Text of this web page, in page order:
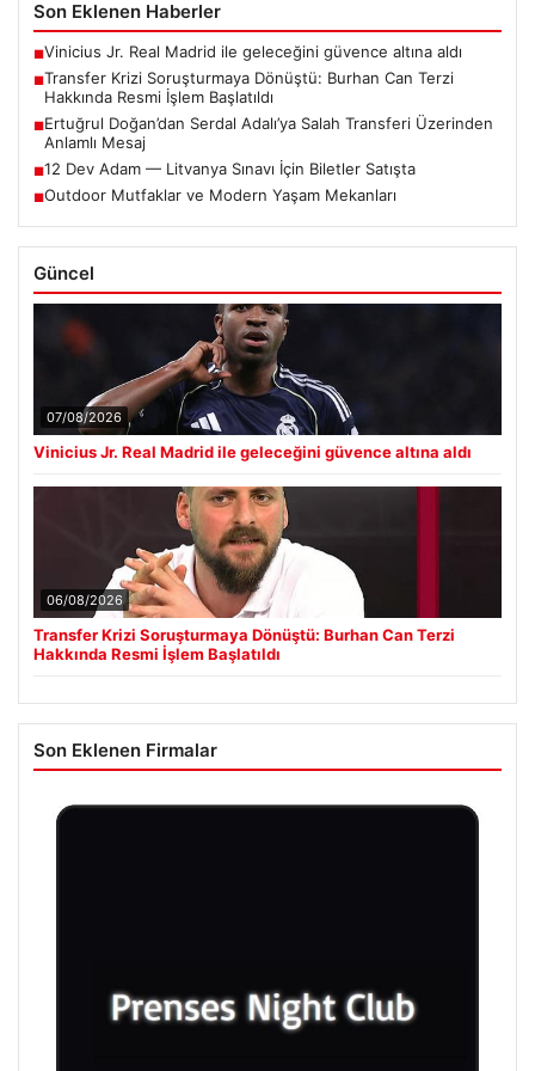
Son Eklenen Haberler
■Vinicius Jr. Real Madrid ile geleceğini güvence altına aldı
■Transfer Krizi Soruşturmaya Dönüştü: Burhan Can Terzi
Hakkında Resmi İşlem Başlatıldı
■Ertuğrul Doğan’dan Serdal Adalı’ya Salah Transferi Üzerinden
Anlamlı Mesaj
■12 Dev Adam — Litvanya Sınavı İçin Biletler Satışta
■Outdoor Mutfaklar ve Modern Yaşam Mekanları
Güncel
07/08/2026
Vinicius Jr. Real Madrid ile geleceğini güvence altına aldı
06/08/2026
Transfer Krizi Soruşturmaya Dönüştü: Burhan Can Terzi
Hakkında Resmi İşlem Başlatıldı
Son Eklenen Firmalar